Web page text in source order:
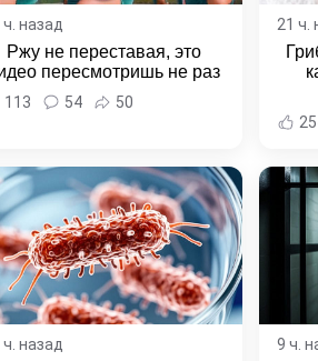
ч. назад
Ржу не переставая, это
пересмотришь не раз
113 54 50
21 ч.
ч. назад 9 ч.